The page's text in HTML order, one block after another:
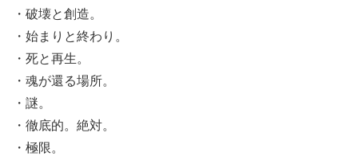
・破壊と創造。
・始まりと終わり。
・死と再生。
・魂が還る場所。
・謎。
・徹底的。絶対。
・極限。